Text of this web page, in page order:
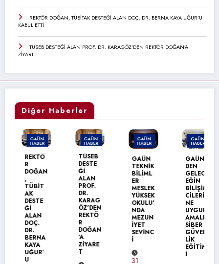
REKTÖR DOĞAN, TÜBİTAK DESTEĞİ ALAN DOÇ. DR. BERNA KAYA UĞUR’U
KABUL ETTİ
TÜSEB DESTEĞİ ALAN PROF. DR. KARAGÖZ’DEN REKTÖR DOĞAN’A
ZİYARET
Diğer Haberler
GAÜN
HABER
REKTÖ
DOĞAN
TÜBİT
AK
DESTE
Ğİ
ALAN
DOÇ.
DR.
BERNA
KAYA
UĞUR’
GAÜN
HABER
TÜSEB
DESTE
Ğİ
ALAN
PROF.
DR.
KARAG
ÖZ’DEN
REKTÖ
DOĞAN
ZİYARE
GAÜN
HABER
GAÜN
TEKNİK
BİLİML
ER
MESLEK
YÜKSEK
OKULU’
NDA
MEZUN
İYET
SEVİNC
31
GAÜN
HABER
GAÜN’
DEN
GELEC
EĞİN
BİLİŞİM
CİLERİ
NE
UYGUL
AMALI
SİBER
GÜVEN
LİK
EĞİTİM